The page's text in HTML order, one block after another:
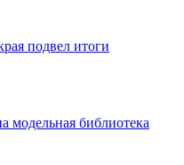
подвел итоги
модельная библиотека